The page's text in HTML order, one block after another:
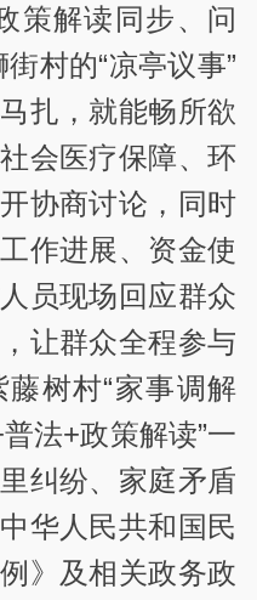
策解读同步、问
村的“凉亭议事”
扎，就能畅所欲
会医疗保障、环
协商讨论，同时
作进展、资金使
员现场回应群众
让群众全程参与
树村“家事调解
法+政策解读”一
纠纷、家庭矛盾
华人民共和国民
》及相关政务政